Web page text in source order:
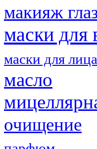
макияж
маски для
маски для лица
масло
очищение